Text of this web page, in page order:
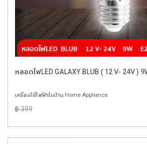
หลอดไฟLED GALAXY BLUB ( 12 V- 24V )
เครื่องใช้ไฟฟ้าในบ้าน Home Appliance
฿ 399